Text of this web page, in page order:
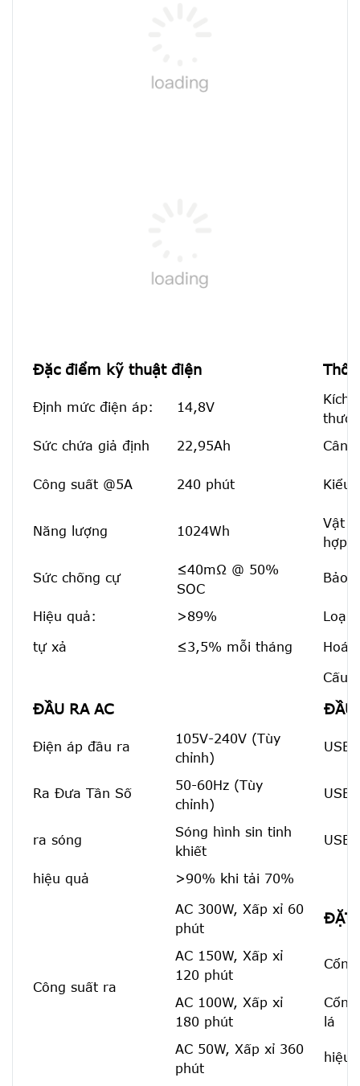
Đặc điểm kỹ thuật điện
Định mức điện áp: 14,8V
Kích
Sức chứa giả định
22,95Ah Cân
Công suất @5A 240 phút Kiểu
Năng lượng 1024Wh
Vật
hợp:
Sức chống cự
≤40mΩ @ 50%
SOC
Bảo
Hiệu quả: >89% Loại
tự xả ≤3,5% mỗi tháng Hoá
Cấu
ĐẦU RA AC ĐẦU
Điện áp đầu ra
105V-240V (Tùy
chỉnh)
USB1
Ra Đưa Tần Số
50-60Hz (Tùy
chỉnh)
USB2
ra sóng
Sóng hình sin tinh
khiết
USB-
hiệu quả >90% khi tải 70%
Công suất ra
AC 300W, Xấp xỉ 60
phút
ĐẶT
AC 150W, Xấp xỉ
120 phút
AC 100W, Xấp xỉ
180 phút
lá
AC 50W, Xấp xỉ 360
phút
hiệu